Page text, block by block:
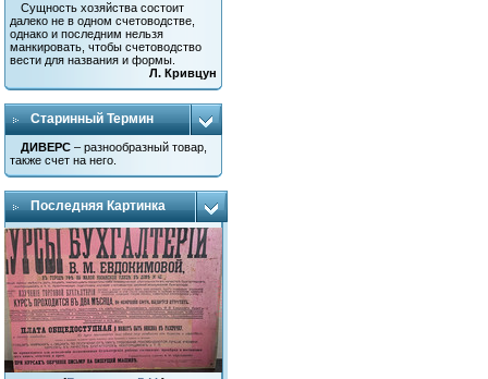
Сущность хозяйства состоит
далеко не в одном счетоводстве,
однако и последним нельзя
манкировать, чтобы счетоводство
вести для названия и формы.
Л. Кривцун
Старинный Термин
ДИВЕРС – разнообразный товар,
также счет на него.
Последняя Картинка